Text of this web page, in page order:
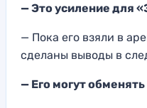
— Это усиление для
— Пока его взяли в
сделаны выводы в
— Его могут